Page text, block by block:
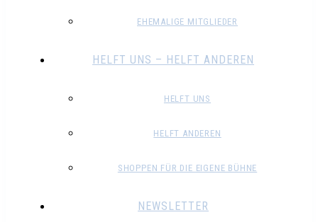
EHEMALIGE MITGLIEDER
HELFT UNS – HELFT ANDEREN
HELFT UNS
HELFT ANDEREN
SHOPPEN FÜR DIE EIGENE BÜHNE
NEWSLETTER